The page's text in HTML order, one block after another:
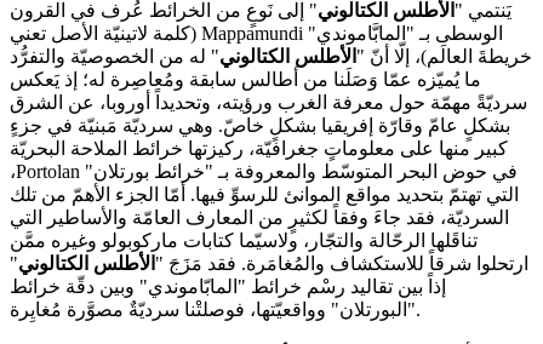
يَنتمي "الأطلس الكتالوني" إلى نَوعٍ من الخرائط عُرف في القرون
الوسطى بـ "المابَّاموندي" Mappamundi (كلمة لاتينيّة الأصل تعني
خريطةَ العالَم)، إلّا أنّ "الأطلس الكتالوني" له من الخصوصيّة والتفرُّد
ما يُميّزه عمّا وَصَلَنا من أطالس سابقة ومُعاصِرة له؛ إذ يَعكس
سرديّةً مهمّة حول معرفة الغرب ورؤيته، وتحديداً أوروبا، عن الشرق
بشكلٍ عامّ وقارّة إفريقيا بشكلٍ خاصّ. وهي سرديّة مَبنيّة في جزءٍ
كبير منها على معلوماتٍ جغرافيّة، ركيزتها خرائط الملاحة البحريّة
في حوض البحر المتوسّط والمعروفة بـ "خرائط بورتلان" Portolan،
التي تهتمّ بتحديد مواقع الموانئ للرسوِّ فيها. أمّا الجزء الأهمّ من تلك
السرديّة، فقد جاءَ وفقاً لكثيرٍ من المعارف العامّة والأساطير التي
تناقَلها الرحّالة والتجّار، ولاسيّما كتابات ماركوبولو وغيره ممَّن
ارتحلوا شرقاً للاستكشاف والمُغامَرة. فقد مَزَجَ "الأطلس الكتالوني"
إذاً بين تقاليد رسْم خرائط "المابّاموندي" وبين دقّة خرائط
"البورتلان" وواقعيّتها، فوصلتْنا سرديّةٌ مصوَّرة مُغايِرة.